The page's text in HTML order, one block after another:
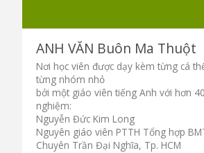
ANH VĂN Buôn Ma Thuột
Nơi học viên được dạy kèm từng cá
từng nhóm nhỏ
bởi một giáo viên tiếng Anh với hơn
nghiệm:
Nguyễn Đức Kim Long
Nguyên giáo viên PTTH Tổng hợp
Chuyên Trần Đại Nghĩa, Tp. HCM